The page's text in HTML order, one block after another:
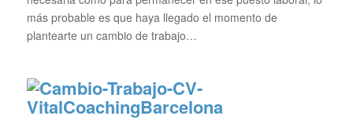
más probable es que haya llegado el momento de
plantearte un cambio de trabajo…